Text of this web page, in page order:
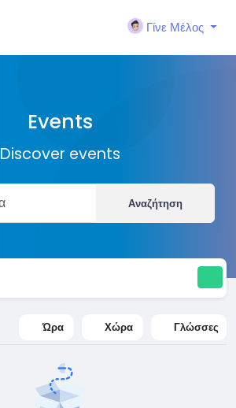
Γίνε Μέλος
Events
Discover events
Αναζήτηση
Ώρα Χώρα Γλώσσες